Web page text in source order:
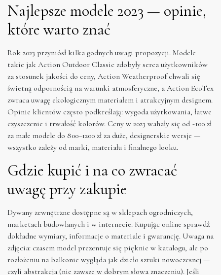
Najlepsze modele 2023 — opinie,
które warto znać
Rok 2023 przyniósł kilka godnych uwagi propozycji. Modele
takie jak Action Outdoor Classic zdobyły serca użytkowników
za stosunek jakości do ceny, Action Weatherproof chwali się
świetną odpornością na warunki atmosferyczne, a Action EcoTex
zwraca uwagę ekologicznym materiałem i atrakcyjnym designem.
Opinie klientów często podkreślają: wygoda użytkowania, łatwe
czyszczenie i trwałość kolorów. Ceny w 2023 wahały się od ~100 zł
za małe modele do 800–1200 zł za duże, designerskie wersje —
wszystko zależy od marki, materiału i finalnego looku.
Gdzie kupić i na co zwracać
uwagę przy zakupie
Dywany zewnętrzne dostępne są w sklepach ogrodniczych,
marketach budowlanych i w internecie. Kupując online sprawdź
dokładne wymiary, informacje o materiale i gwarancję. Uwaga na
zdjęcia: czasem model prezentuje się pięknie w katalogu, ale po
rozłożeniu na balkonie wygląda jak dzieło sztuki nowoczesnej —
czyli abstrakcja (nie zawsze w dobrym słowa znaczeniu). Jeśli